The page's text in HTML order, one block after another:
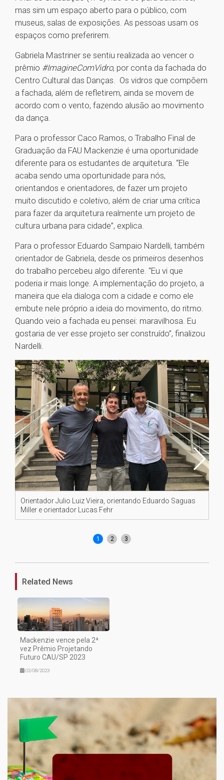
mas sim um espaço aberto para o público, com
museus, salas de exposições. As pessoas usam os
espaços como preferirem.
Gabriela Mastriner se sentiu realizada ao vencer o
prêmio #ImagineComVidro, por conta da fachada do
Centro Cultural das Danças. Os vidros que compõem
a fachada, além de refletirem, ainda se movem de
acordo com o vento, fazendo alusão ao movimento
da dança.
Para o professor Caco Ramos, o Trabalho Final de
Graduação da FAU Mackenzie é uma oportunidade
diferente para os estudantes de arquitetura. “Ele
acaba sendo uma oportunidade para nós,
orientandos e orientadores, de fazer um projeto
muito discutido e coletivo, além de criar uma crítica
para fazer da arquitetura realmente um projeto de
cultura urbana para cidade”, explica.
Para o professor Eduardo Sampaio Nardelli, também
orientador de Gabriela, desde os primeiros desenhos
do trabalho percebeu algo diferente. “Eu vi que
poderia ir mais longe. A implementação do projeto, a
maneira que ela dialoga com a cidade e como ele
embute nele próprio a ideia do movimento, do ritmo.
Quando veio a fachada eu pensei: maravilhosa. Eu
gostaria de ver esse projeto ser construído”, finalizou
Nardelli.
Orientador Julio Luiz Vieira, orientando Eduardo Saguas
Miller e orientador Lucas Fehr
1 2 3
Related News
Mackenzie vence pela 2ª
vez Prêmio Projetando
Futuro CAU/SP 2023
02/08/2023